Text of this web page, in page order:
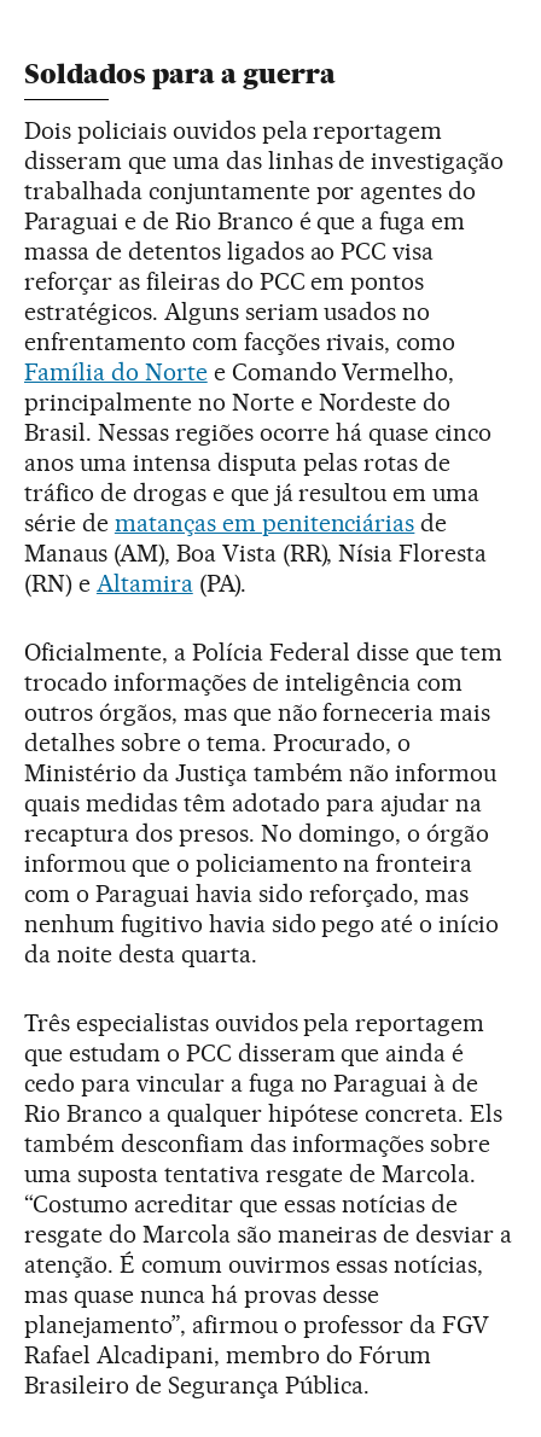
Soldados para a guerra
Dois policiais ouvidos pela reportagem
disseram que uma das linhas de investigação
trabalhada conjuntamente por agentes do
Paraguai e de Rio Branco é que a fuga em
massa de detentos ligados ao PCC visa
reforçar as fileiras do PCC em pontos
estratégicos. Alguns seriam usados no
enfrentamento com facções rivais, como
Família do Nortee Comando Vermelho,
principalmente no Norte e Nordeste do
Brasil. Nessas regiões ocorre há quase cinco
anos uma intensa disputa pelas rotas de
tráfico de drogas e que já resultou em uma
série de matanças em penitenciárias de
Manaus (AM), Boa Vista (RR), Nísia Floresta
(RN) e Altamira(PA).
Oficialmente, a Polícia Federal disse que tem
trocado informações de inteligência com
outros órgãos, mas que não forneceria mais
detalhes sobre o tema. Procurado, o
Ministério da Justiça também não informou
quais medidas têm adotado para ajudar na
recaptura dos presos. No domingo, o órgão
informou que o policiamento na fronteira
com o Paraguai havia sido reforçado, mas
nenhum fugitivo havia sido pego até o início
da noite desta quarta.
Três especialistas ouvidos pela reportagem
que estudam o PCC disseram que ainda é
cedo para vincular a fuga no Paraguai à de
Rio Branco a qualquer hipótese concreta. Els
também desconfiam das informações sobre
uma suposta tentativa resgate de Marcola.
“Costumo acreditar que essas notícias de
resgate do Marcola são maneiras de desviar a
atenção. É comum ouvirmos essas notícias,
mas quase nunca há provas desse
planejamento”, afirmou o professor da FGV
Rafael Alcadipani, membro do Fórum
Brasileiro de Segurança Pública.